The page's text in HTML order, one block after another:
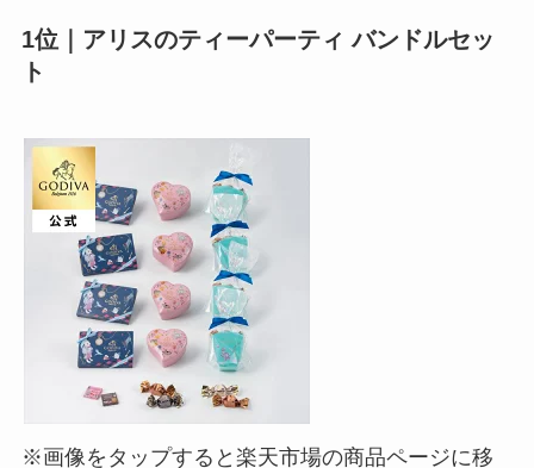
1位｜アリスのティーパーティ バンドルセッ
ト
※画像をタップすると楽天市場の商品ページに移